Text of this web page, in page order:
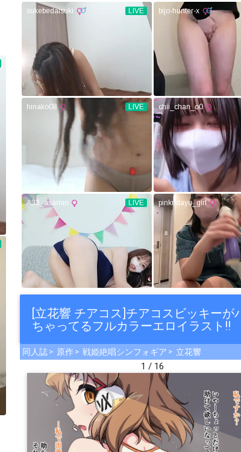
[立花響 チアコス]チアコスビッキー
ちゃってるフルカラーエロイラスト!!
同人誌 原作 戦姫絶唱シンフォギア 立花響
1 / 16